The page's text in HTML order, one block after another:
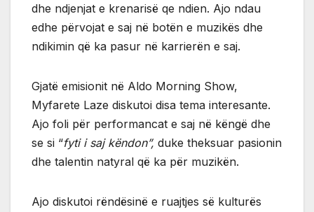
dhe ndjenjat e krenarisë qe ndien. Ajo ndau
edhe përvojat e saj në botën e muzikës dhe
ndikimin që ka pasur në karrierën e saj.
Gjatë emisionit në Aldo Morning Show,
Myfarete Laze diskutoi disa tema interesante.
Ajo foli për performancat e saj në këngë dhe
se si “fyti i saj këndon”, duke theksuar pasionin
dhe talentin natyral që ka për muzikën.
Ajo diskutoi rëndësinë e ruajtjes së kulturës